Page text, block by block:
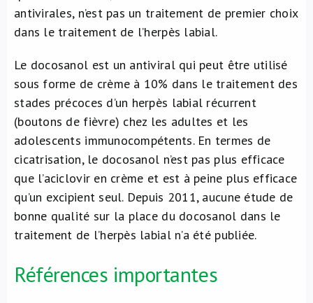
antivirales, n’est pas un traitement de premier choix
dans le traitement de l’herpès labial.
Le docosanol est un antiviral qui peut être utilisé
sous forme de crème à 10% dans le traitement des
stades précoces d’un herpès labial récurrent
(boutons de fièvre) chez les adultes et les
adolescents immunocompétents. En termes de
cicatrisation, le docosanol n’est pas plus efficace
que l’aciclovir en crème et est à peine plus efficace
qu’un excipient seul. Depuis 2011, aucune étude de
bonne qualité sur la place du docosanol dans le
traitement de l’herpès labial n’a été publiée.
Références importantes